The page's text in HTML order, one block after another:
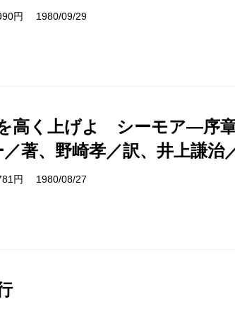
円 1980/09/29
高く上げよ シーモア―序
著、野崎孝／訳、井上謙治
円 1980/08/27